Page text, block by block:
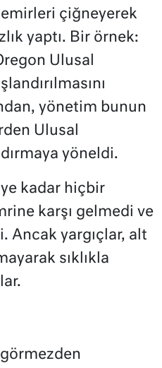
çiğneyerek
yaptı. Bir örnek:
Ulusal
yönetim bunun
Ulusal
yöneldi.
kadar hiçbir
karşı gelmedi ve
Ancak yargıçlar, alt
sıklıkla